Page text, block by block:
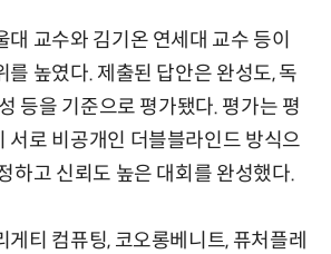
대 교수와 김기온 연세대 교수 등이
를 높였다. 제출된 답안은 완성도, 독
등을 기준으로 평가됐다. 평가는 평
서로 비공개인 더블블라인드 방식으
하고 신뢰도 높은 대회를 완성했다.
게티 컴퓨팅, 코오롱베니트, 퓨처플레